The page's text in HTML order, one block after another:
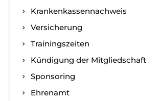
Kranken­kassen­nachweis
Versicherung
Trainingszeiten
Kündigung der Mitgliedschaft
Sponsoring
Ehrenamt